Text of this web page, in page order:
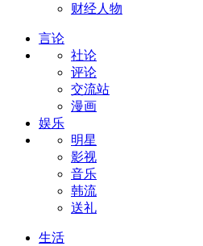
财经人物
言论
社论
评论
交流站
漫画
娱乐
明星
影视
音乐
韩流
送礼
生活